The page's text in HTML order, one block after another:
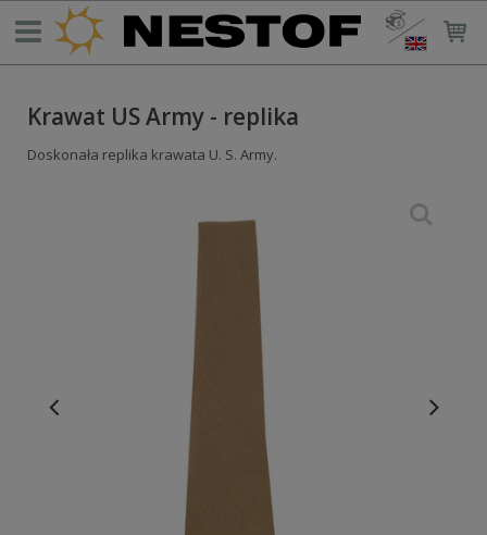
Krawat US Army - replika
Doskonała replika krawata U. S. Army.